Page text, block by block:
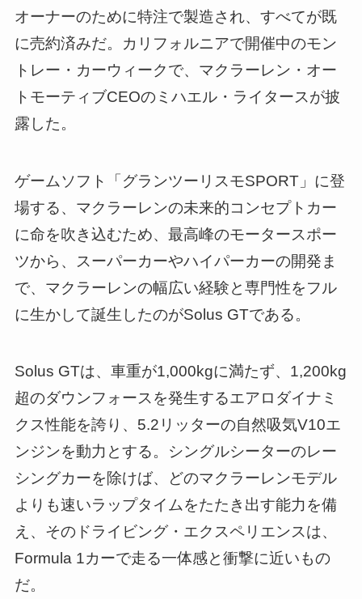
オーナーのために特注で製造され、すべてが既
に売約済みだ。カリフォルニアで開催中のモン
トレー・カーウィークで、マクラーレン・オー
トモーティブCEOのミハエル・ライタースが披
露した。
ゲームソフト「グランツーリスモSPORT」に登
場する、マクラーレンの未来的コンセプトカー
に命を吹き込むため、最高峰のモータースポー
ツから、スーパーカーやハイパーカーの開発ま
で、マクラーレンの幅広い経験と専門性をフル
に生かして誕生したのがSolus GTである。
Solus GTは、車重が1,000kgに満たず、1,200kg
超のダウンフォースを発生するエアロダイナミ
クス性能を誇り、5.2リッターの自然吸気V10エ
ンジンを動力とする。シングルシーターのレー
シングカーを除けば、どのマクラーレンモデル
よりも速いラップタイムをたたき出す能力を備
え、そのドライビング・エクスペリエンスは、
Formula 1カーで走る一体感と衝撃に近いもの
だ。